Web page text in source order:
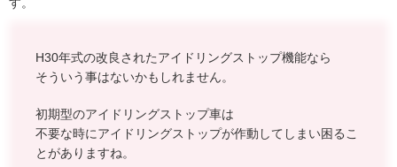
す。
H30年式の改良されたアイドリングストップ機能なら
そういう事はないかもしれません。
初期型のアイドリングストップ車は
不要な時にアイドリングストップが作動してしまい困るこ
とがありますね。